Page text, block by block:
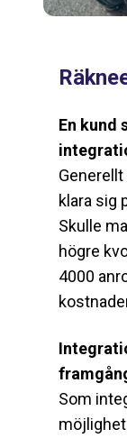
En kund
klara sig
Skulle
högre
4000
Som